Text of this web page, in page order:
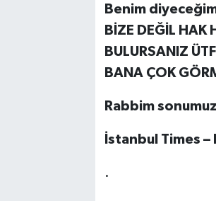
Benim
BİZE DEĞİL HAK
BULURSANIZ
BANA ÇOK
Rabbim
İstanbul Times
.